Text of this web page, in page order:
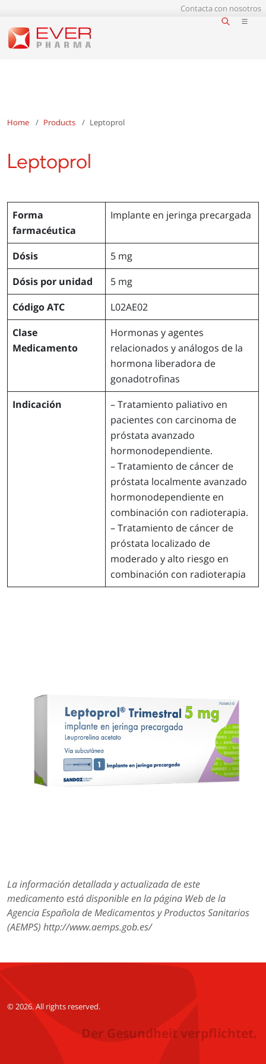
Contacta con nosotros
Home Products Leptoprol
Leptoprol
Forma
farmacéutica
Implante en jeringa precargada
Dósis
5 mg
Dósis por unidad
5 mg
Código ATC
L02AE02
Clase
Medicamento
Hormonas y agentes
relacionados y análogos de la
hormona liberadora de
gonadotrofinas
Indicación
– Tratamiento paliativo en
pacientes con carcinoma de
próstata avanzado
hormonodependiente.
– Tratamiento de cáncer de
próstata localmente avanzado
hormonodependiente en
combinación con radioterapia.
– Tratamiento de cáncer de
próstata localizado de
moderado y alto riesgo en
combinación con radioterapia
La información detallada y actualizada de este
medicamento está disponible en la página Web de la
Agencia Española de Medicamentos y Productos Sanitarios
(AEMPS) http://www.aemps.gob.es/
© 2026. All rights reserved.